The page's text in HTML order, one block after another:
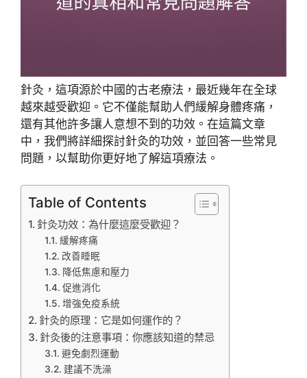
針灸，這項源於中國的古老療法，最近幾年在全球
越來越受歡迎。它不僅能幫助人們緩解身體疼痛，
還有其他許多讓人意想不到的功效。在這篇文章
中，我們將詳細探討針灸的功效，並回答一些常見
問題，以幫助你更好地了解這項療法。
Table of Contents
針灸功效：為什麼這麼受歡迎？
緩解疼痛
改善睡眠
降低焦慮和壓力
促進消化
增強免疫系統
針灸的原理：它是如何運作的？
針灸後的注意事項：你應該知道的禁忌
避免劇烈運動
建議不洗澡